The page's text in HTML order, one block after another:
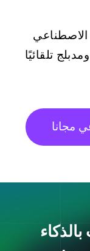
الاصطناعي
تلقائيًا
مجانا